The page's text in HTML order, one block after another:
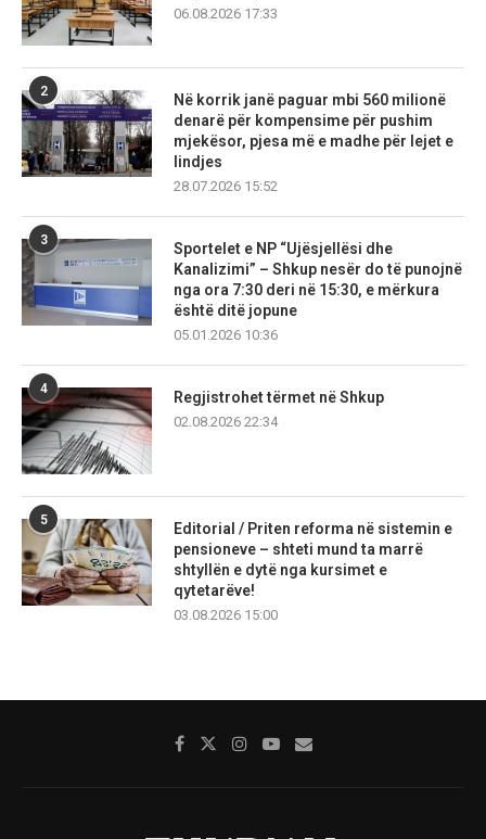
06.08.2026 17:33
2
Në korrik janë paguar mbi 560 milionë
denarë për kompensime për pushim
mjekësor, pjesa më e madhe për lejet e
lindjes
28.07.2026 15:52
3
Sportelet e NP “Ujësjellësi dhe
Kanalizimi” – Shkup nesër do të punojnë
nga ora 7:30 deri në 15:30, e mërkura
është ditë jopune
05.01.2026 10:36
4
Regjistrohet tërmet në Shkup
02.08.2026 22:34
5
Editorial / Priten reforma në sistemin e
pensioneve – shteti mund ta marrë
shtyllën e dytë nga kursimet e
qytetarëve!
03.08.2026 15:00